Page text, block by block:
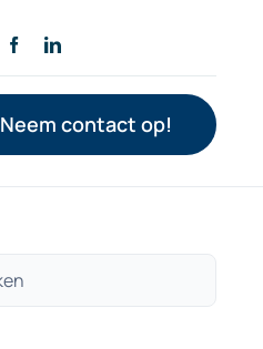
Neem contact op!